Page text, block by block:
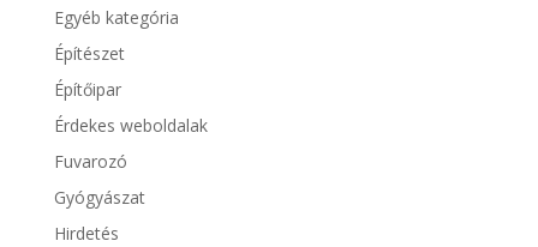
Egyéb kategória
Építészet
Építőipar
Érdekes weboldalak
Fuvarozó
Gyógyászat
Hirdetés